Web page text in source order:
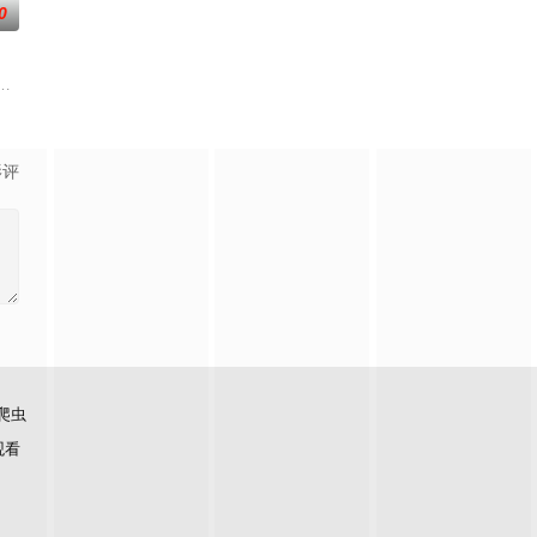
获取可
与动物对话能力的高中生·我妻二郎，某日在森
虫
看